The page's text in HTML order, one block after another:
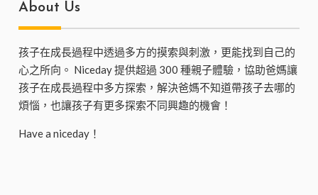
About Us
孩子在成長過程中透過多方的摸索與刺激，更能找到自己的
心之所向。 Niceday 提供超過 300 種親子體驗，協助爸媽讓
孩子在成長過程中多方探索，解決爸媽不知道帶孩子去哪的
煩惱，也讓孩子有更多探索不同興趣的機會！
Have a niceday！